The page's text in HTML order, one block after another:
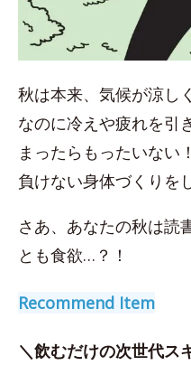
秋は本来、気候が涼し
なのに冷えや疲れを引
まったらもったいない
負けない身体づくりを
さあ、あなたの秋は読
とも食欲…？！
Recommend Item
＼飲むだけの次世代ス